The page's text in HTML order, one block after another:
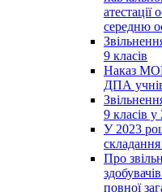
атестації
середню
9 класів
Наказ
ДПА учнів
9 класів
У 2023
Про
повної